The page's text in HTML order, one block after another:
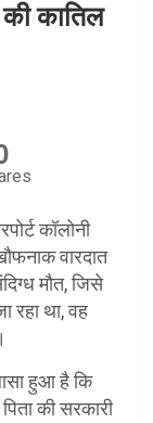
कातिल
कॉलोनी
वारदात
मौत, जिसे
रहा था, वह
हुआ है कि
की सरकारी